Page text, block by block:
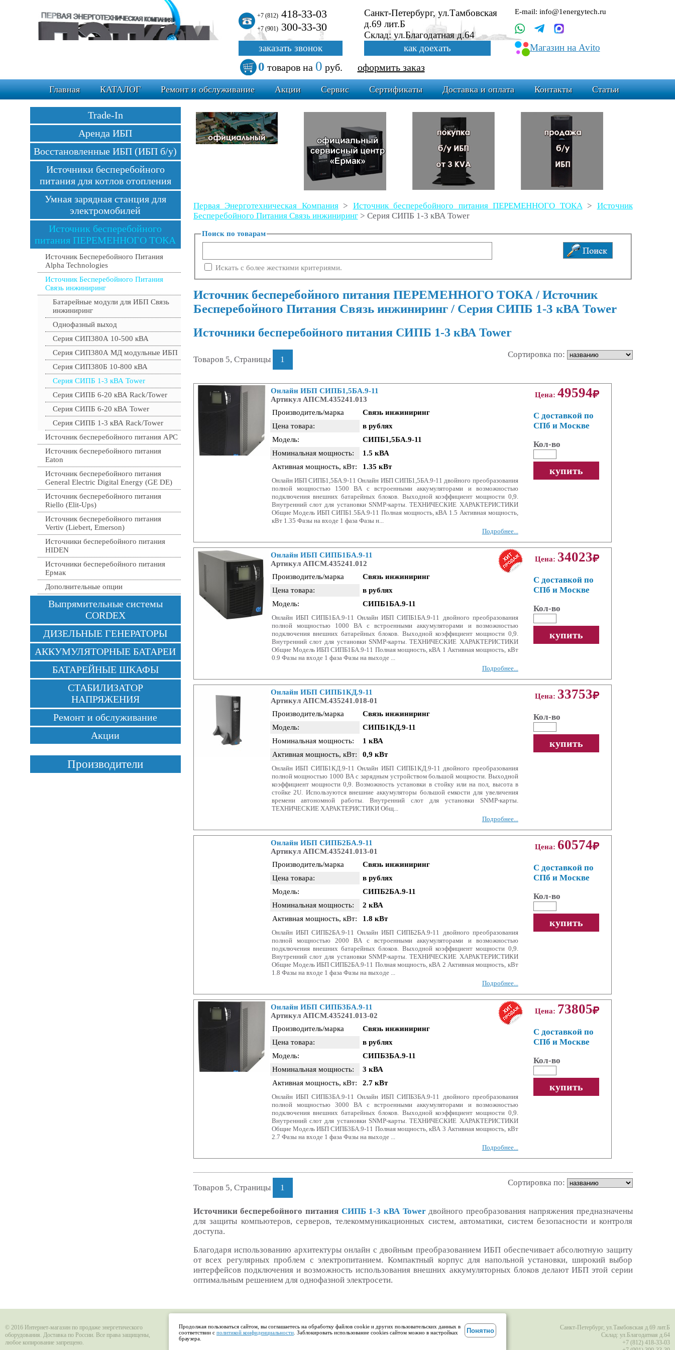
+7 (812)418-33-03
+7 (901)300-33-30
Санкт-Петербург, ул.Тамбовская
д.69 лит.Б
Склад: ул.Благодатная д.64
E-mail: info@1energytech.ru
Магазин на Avito
заказать звонок как доехать
0 товаровна 0 руб. оформить заказ
Главная КАТАЛОГ Ремонт и обслуживание Акции Сервис Сертификаты Доставка и оплата Контакты Статьи
Первая Энерготехническая Компания> Источник бесперебойного питания ПЕРЕМЕННОГО ТОКА> Источник
Бесперебойного Питания Связь инжиниринг> Серия СИПБ 1-3 кВА Tower
Поиск по товарам
Искать с более жесткими критериями.
Источник бесперебойного питания ПЕРЕМЕННОГО ТОКА / Источник
Бесперебойного Питания Связь инжиниринг / Серия СИПБ 1-3 кВА Tower
Источники бесперебойного питания СИПБ 1-3 кВА Tower
Сортировка по:
Товаров 5, Страницы 1
Цена: 49594
С доставкой по
СПб и Москве
Кол-во
купить
Онлайн ИБП СИПБ1,5БА.9-11
Артикул АПСМ.435241.013
Производитель/марка
Связь инжиниринг
Цена товара:
в рублях
Модель:
СИПБ1,5БА.9-11
Номинальная мощность:
1.5 кВА
Активная мощность, кВт:
1.35 кВт
Онлайн ИБП СИПБ1,5БА.9-11 Онлайн ИБП СИПБ1,5БА.9-11 двойного преобразования
полной мощностью 1500 ВА с встроенными аккумуляторами и возможностью
подключения внешних батарейных блоков. Выходной коэффициент мощности 0,9.
Внутренний слот для установки SNMP-карты. ТЕХНИЧЕСКИЕ ХАРАКТЕРИСТИКИ
Общие Модель ИБП СИПБ1.5БА.9-11 Полная мощность, кВА 1.5 Активная мощность,
кВт 1.35 Фазы на входе 1 фаза Фазы н...
Подробнее...
Цена: 34023
С доставкой по
СПб и Москве
Кол-во
купить
Онлайн ИБП СИПБ1БА.9-11
Артикул АПСМ.435241.012
Производитель/марка
Связь инжиниринг
Цена товара:
в рублях
Модель:
СИПБ1БА.9-11
Онлайн ИБП СИПБ1БА.9-11 Онлайн ИБП СИПБ1БА.9-11 двойного преобразования
полной мощностью 1000 ВА с встроенными аккумуляторами и возможностью
подключения внешних батарейных блоков. Выходной коэффициент мощности 0,9.
Внутренний слот для установки SNMP-карты. ТЕХНИЧЕСКИЕ ХАРАКТЕРИСТИКИ
Общие Модель ИБП СИПБ1БА.9-11 Полная мощность, кВА 1 Активная мощность, кВт
0.9 Фазы на входе 1 фаза Фазы на выходе ...
Подробнее...
Цена: 33753
Кол-во
купить
Онлайн ИБП СИПБ1КД.9-11
Артикул АПСМ.435241.018-01
Производитель/марка
Связь инжиниринг
Модель:
СИПБ1КД.9-11
Номинальная мощность:
1 кВА
Активная мощность, кВт:
0,9 кВт
Онлайн ИБП СИПБ1КД.9-11 Онлайн ИБП СИПБ1КД.9-11 двойного преобразования
полной мощностью 1000 ВА с зарядным устройством большой мощности. Выходной
коэффициент мощности 0,9. Возможность установки в стойку или на пол, высота в
стойке 2U. Используются внешние аккумуляторы большой емкости для увеличения
времени автономной работы. Внутренний слот для установки SNMP-карты.
ТЕХНИЧЕСКИЕ ХАРАКТЕРИСТИКИ Общ...
Подробнее...
Цена: 60574
С доставкой по
СПб и Москве
Кол-во
купить
Онлайн ИБП СИПБ2БА.9-11
Артикул АПСМ.435241.013-01
Производитель/марка
Связь инжиниринг
Цена товара:
в рублях
Модель:
СИПБ2БА.9-11
Номинальная мощность:
2 кВА
Активная мощность, кВт:
1.8 кВт
Онлайн ИБП СИПБ2БА.9-11 Онлайн ИБП СИПБ2БА.9-11 двойного преобразования
полной мощностью 2000 ВА с встроенными аккумуляторами и возможностью
подключения внешних батарейных блоков. Выходной коэффициент мощности 0,9.
Внутренний слот для установки SNMP-карты. ТЕХНИЧЕСКИЕ ХАРАКТЕРИСТИКИ
Общие Модель ИБП СИПБ2БА.9-11 Полная мощность, кВА 2 Активная мощность, кВт
1.8 Фазы на входе 1 фаза Фазы на выходе ...
Подробнее...
Цена: 73805
С доставкой по
СПб и Москве
Кол-во
купить
Онлайн ИБП СИПБ3БА.9-11
Артикул АПСМ.435241.013-02
Производитель/марка
Связь инжиниринг
Цена товара:
в рублях
Модель:
СИПБ3БА.9-11
Номинальная мощность:
3 кВА
Активная мощность, кВт:
2.7 кВт
Онлайн ИБП СИПБ3БА.9-11 Онлайн ИБП СИПБ3БА.9-11 двойного преобразования
полной мощностью 3000 ВА с встроенными аккумуляторами и возможностью
подключения внешних батарейных блоков. Выходной коэффициент мощности 0,9.
Внутренний слот для установки SNMP-карты. ТЕХНИЧЕСКИЕ ХАРАКТЕРИСТИКИ
Общие Модель ИБП СИПБ3БА.9-11 Полная мощность, кВА 3 Активная мощность, кВт
2.7 Фазы на входе 1 фаза Фазы на выходе ...
Подробнее...
Сортировка по:
Товаров 5, Страницы 1
Источники бесперебойного питания СИПБ 1-3 кВА Towerдвойного преобразования напряжения предназначены
для защиты компьютеров, серверов, телекоммуникационных систем, автоматики, систем безопасности и контроля
доступа.
Благодаря использованию архитектуры онлайн с двойным преобразованием ИБП обеспечивает абсолютную защиту
от всех регулярных проблем с электропитанием. Компактный корпус для напольной установки, широкий выбор
интерфейсов подключения и возможность использования внешних аккумуляторных блоков делают ИБП этой серии
оптимальным решением для однофазной электросети.
Trade-In
Аренда ИБП
Восстановленные ИБП (ИБП б/у)
Источники бесперебойного
питания для котлов отопления
Умная зарядная станция для
электромобилей
Источник бесперебойного
питания ПЕРЕМЕННОГО ТОКА
Источник Бесперебойного Питания
Alpha Technologies
Источник Бесперебойного Питания
Связь инжиниринг
Батарейные модули для ИБП Связь
инжиниринг
Однофазный выход
Серия СИП380А 10-500 кВА
Серия СИП380А МД модульные ИБП
Серия СИП380Б 10-800 кВА
Серия СИПБ 1-3 кВА Tower
Серия СИПБ 6-20 кВА Rack/Tower
Серия СИПБ 6-20 кВА Tower
Серия СИПБ 1-3 кВА Rack/Tower
Источник бесперебойного питания APC
Источник бесперебойного питания
Eaton
Источник бесперебойного питания
General Electric Digital Energy (GE DE)
Источник бесперебойного питания
Riello (Elit-Ups)
Источник бесперебойного питания
Vertiv (Liebert, Emerson)
Источники бесперебойного питания
HIDEN
Источники бесперебойного питания
Ермак
Дополнительные опции
Выпрямительные системы
CORDEX
ДИЗЕЛЬНЫЕ ГЕНЕРАТОРЫ
АККУМУЛЯТОРНЫЕ БАТАРЕИ
БАТАРЕЙНЫЕ ШКАФЫ
СТАБИЛИЗАТОР
НАПРЯЖЕНИЯ
Ремонт и обслуживание
Акции
Производители
Санкт-Петербург, ул.Тамбовская д.69 лит.Б
Склад: ул.Благодатная д.64
+7 (812) 418-33-03
© 2016 Интернет-магазин по продаже энергетического
оборудования. Доставка по России. Все права защищены,
любое копирование запрещено.
Продолжая пользоваться сайтом, вы соглашаетесь на обработку файлов cookie и других пользовательских данных в
соответствии с политикой конфиденциальности . Заблокировать использование cookies сайтом можно в настройках
браузера.
Понятно